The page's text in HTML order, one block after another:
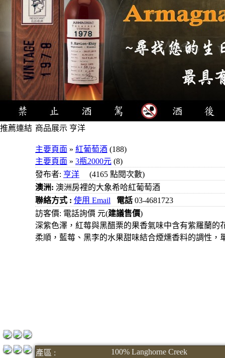
推薦連結 商品展示 亨洋
主要頁面 » 紅葡萄酒 (188)
主要頁面 » 3瓶2000元 (8)
發布者: 亨洋 (4165 點閱次數)
澳洲: 澳洲房裡的大象希哈紅葡萄酒
聯絡方式 : 使用 Email 電話 03-4681723
訪客價: 電話詢價 元(建議售價)
深紫色澤，紅莓與黑醋栗的果香氣味中含有紫羅蘭的
柔順，藍莓、黑李的水果甜味結合煙燻香料的調性，
產區 :
100% Langhorne Creek